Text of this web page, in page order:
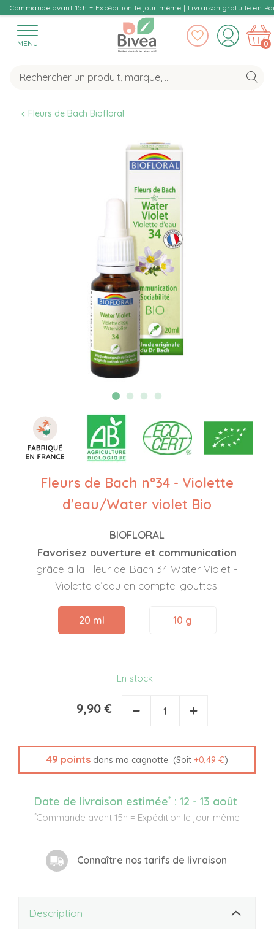
Commande avant 15h = Expédition le jour même | Livraison gratuite en
MENU 0
Fleurs de Bach Biofloral
Fleurs de Bach n°34 - Violette
d'eau/Water violet Bio
BIOFLORAL
Favorisez ouverture et communication
grâce à la Fleur de Bach 34 Water Violet -
Violette d’eau en compte-gouttes.
20 ml 10 g
En stock
9,90 € − +
49 pointsdans ma cagnotte (Soit +0,49 €)
Date de livraison estimée* : 12 - 13 août
*Commande avant 15h = Expédition le jour même
Connaître nos tarifs de livraison
Description